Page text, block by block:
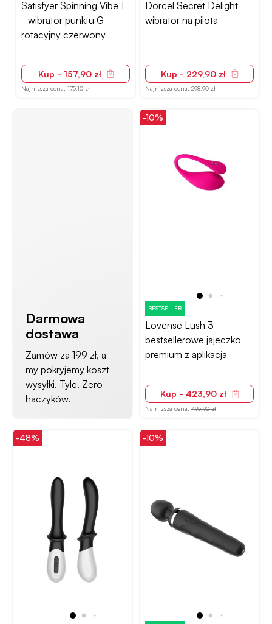
Satisfyer Spinning Vibe 1
- wibrator punktu G
rotacyjny czerwony
Kup - 157,90 zł
Najniższa cena: 175,10 zł
Dorcel Secret Delight
wibrator na pilota
Kup - 229,90 zł
Najniższa cena: 298,90 zł
Darmowa
dostawa
Zamów za 199 zł, a
my pokryjemy koszt
wysyłki. Tyle. Zero
haczyków.
-10%
BESTSELLER
Lovense Lush 3 -
bestsellerowe jajeczko
premium z aplikacją
Kup - 423,90 zł
Najniższa cena: 495,90 zł
-48% -10%